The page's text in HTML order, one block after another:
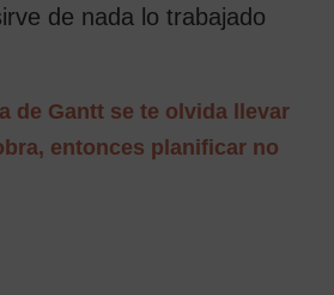
de nada lo trabajado
de Gantt se te olvida llevar
entonces planificar no